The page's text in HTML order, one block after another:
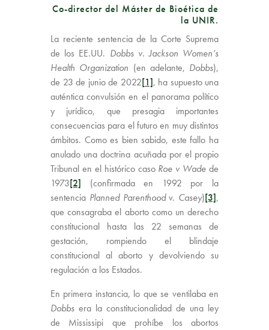
Co-director del Máster de Bioética de
la UNIR.
La reciente sentencia de la Corte Suprema
de los EE.UU. Dobbs v. Jackson Women’s
Health Organization (en adelante, Dobbs),
de 23 de junio de 2022[1], ha supuesto una
auténtica convulsión en el panorama político
y jurídico, que presagia importantes
consecuencias para el futuro en muy distintos
ámbitos. Como es bien sabido, este fallo ha
anulado una doctrina acuñada por el propio
Tribunal en el histórico caso Roe v Wade de
1973[2] (confirmada en 1992 por la
sentencia Planned Parenthoodv. Casey)[3],
que consagraba el aborto como un derecho
constitucional hasta las 22 semanas de
gestación, rompiendo el blindaje
constitucional al aborto y devolviendo su
regulación a los Estados.
En primera instancia, lo que se ventilaba en
Dobbs era la constitucionalidad de una ley
de Mississipi que prohíbe los abortos